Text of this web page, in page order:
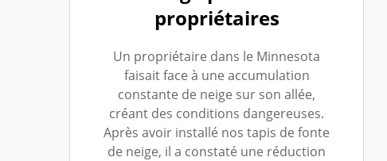
propriétaires
Un propriétaire dans le Minnesota
faisait face à une accumulation
constante de neige sur son allée,
créant des conditions dangereuses.
Après avoir installé nos tapis de fonte
de neige, il a constaté une réduction